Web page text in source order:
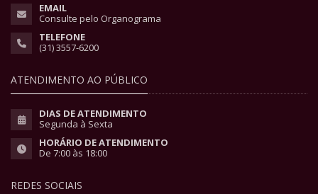
EMAIL
Consulte pelo Organograma
TELEFONE
(31) 3557-6200
ATENDIMENTO AO PÚBLICO
DIAS DE ATENDIMENTO
Segunda à Sexta
HORÁRIO DE ATENDIMENTO
De 7:00 às 18:00
REDES SOCIAIS